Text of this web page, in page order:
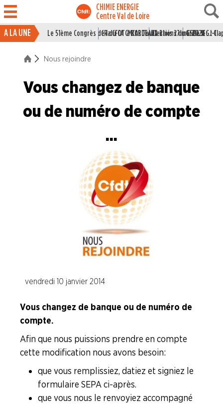
CHIMIE ENERGIE
Centre Val de Loire
ACTUALITÉ
ENTREPRISES
NOS
A LA UNE Le 51ème Congrès de la CFDT à BORDEAUX
CR du CA CMCAS Tours Blois 27 mai 2026
Elections du CSE LSI : J-1
Grille IEG :
Nous rejoindre
Vous changez de banque
ou de numéro de compte
...
vendredi 10 janvier 2014
Vous changez de banque ou de numéro de
compte.
Afin que nous puissions prendre en compte
cette modification nous avons besoin :
que vous remplissiez, datiez et signiez le
formulaire SEPA ci-après.
que vous nous le renvoyiez accompagné